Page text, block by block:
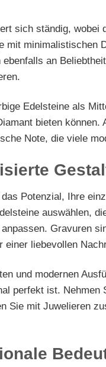
sich ständig,
mit minimalistischen
an
Edelsteine als
bieten können.
Note, die viele
Potenzial, Ihre
auswählen,
Gravuren
einer liebevollen
und modernen
perfekt ist. Nehmen
Sie mit Juwelieren